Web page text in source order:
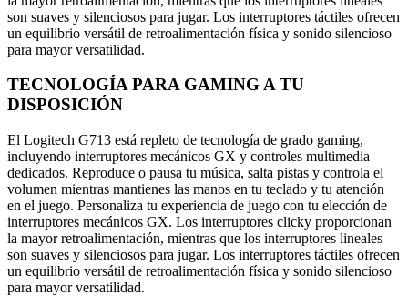
son suaves y silenciosos para jugar. Los interruptores táctiles ofrecen
un equilibrio versátil de retroalimentación física y sonido silencioso
para mayor versatilidad.
TECNOLOGÍA PARA GAMING A TU
DISPOSICIÓN
El Logitech G713 está repleto de tecnología de grado gaming,
incluyendo interruptores mecánicos GX y controles multimedia
dedicados. Reproduce o pausa tu música, salta pistas y controla el
volumen mientras mantienes las manos en tu teclado y tu atención
en el juego. Personaliza tu experiencia de juego con tu elección de
interruptores mecánicos GX. Los interruptores clicky proporcionan
la mayor retroalimentación, mientras que los interruptores lineales
son suaves y silenciosos para jugar. Los interruptores táctiles ofrecen
un equilibrio versátil de retroalimentación física y sonido silencioso
para mayor versatilidad.